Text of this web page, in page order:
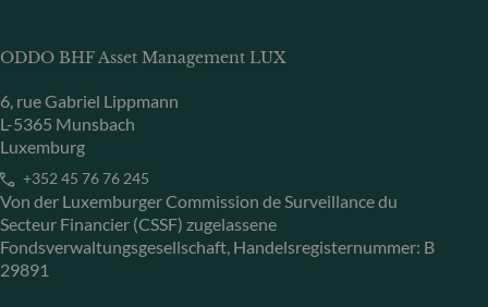
ODDO BHF Asset Management LUX
6, rue Gabriel Lippmann
L-5365 Munsbach
Luxemburg
+352 45 76 76 245
Von der Luxemburger Commission de Surveillance du
Secteur Financier (CSSF) zugelassene
Fondsverwaltungsgesellschaft, Handelsregisternummer: B
29891